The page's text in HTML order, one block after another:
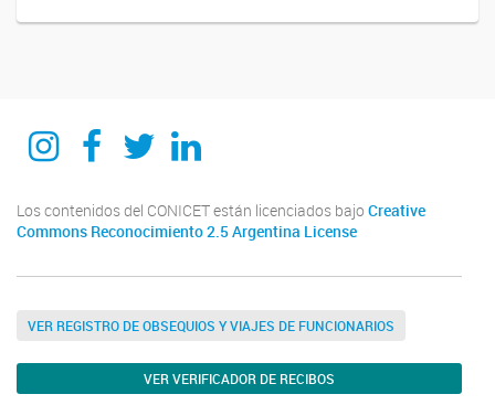
itecaunsam
itecaunsam
itecaunsam
Instituto de Tecnologías Emergentes y Ciencias Aplicadas ITECA
Los contenidos del CONICET están licenciados bajo Creative
Commons Reconocimiento 2.5 Argentina License
VER REGISTRO DE OBSEQUIOS Y VIAJES DE FUNCIONARIOS
VER VERIFICADOR DE RECIBOS